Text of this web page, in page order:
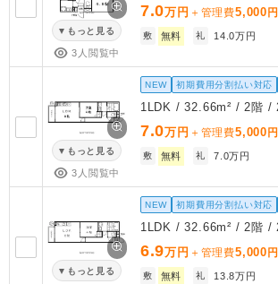
もっと見る
3人閲覧中
7.0万円 ＋管理費5,000 円
敷 無料 礼 14.0万円
もっと見る
3人閲覧中
NEW 初期費用分割払い対応
1LDK / 32.66m² / 2階 /
7.0万円 ＋管理費5,000 円
敷 無料 礼 7.0万円
もっと見る
NEW 初期費用分割払い対応
1LDK / 32.66m² / 2階 /
6.9万円 ＋管理費5,000 円
敷 無料 礼 13.8万円